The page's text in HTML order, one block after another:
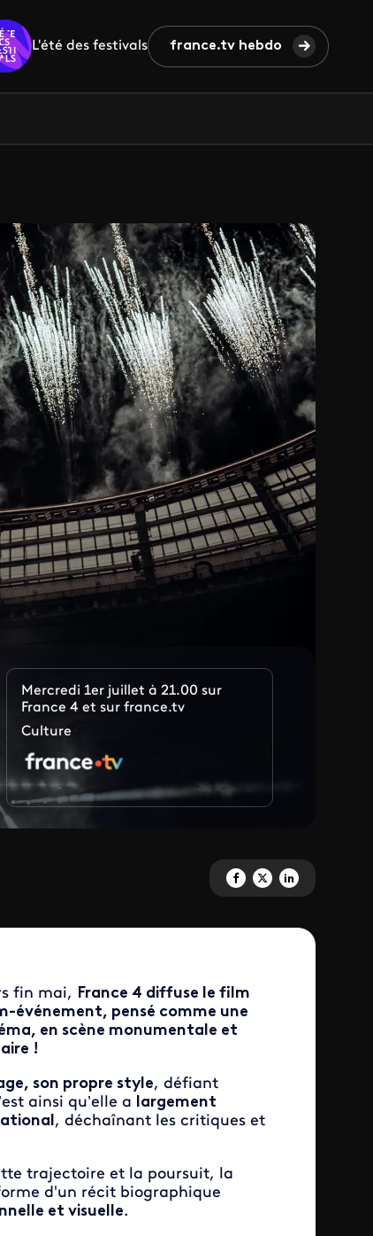
L'été des festivals france.tv hebdo
Mercredi 1er juillet à 21.00 sur
France 4 et sur france.tv
Culture
Partagez 'Aya Nakamura au
Partagez 'Aya
Partagez 'Aya
fin mai, France 4 diffuse le film
événement, pensé comme une
en scène monumentale et
!
son propre style, défiant
ainsi qu’elle a largement
, déchaînant les critiques et
trajectoire et la poursuit, la
d'un récit biographique
et visuelle.